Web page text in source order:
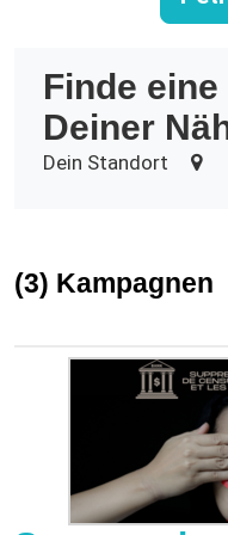
Finde
Deiner
Dein Standort
(3) Kampagnen